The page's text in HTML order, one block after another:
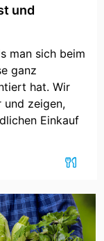
und
man sich beim
ganz
hat. Wir
und zeigen,
Einkauf